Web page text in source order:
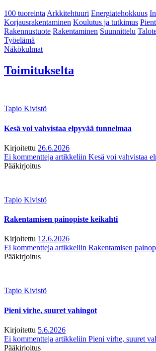
100 tuoreintaArkkitehtuuri Energiatehokkuus
Korjausrakentaminen Koulutus ja tutkimus
Rakennustuote Rakentaminen Suunnittelu
Työelämä
Näkökulmat
Toimitukselta
Tapio Kivistö
Kesä voi vahvistaa elpyvää tunnelmaa
Kirjoitettu 26.6.2026
Ei kommentteja artikkeliin Kesä voi vahvistaa
Pääkirjoitus
Tapio Kivistö
Rakentamisen painopiste keikahti
Kirjoitettu 12.6.2026
Ei kommentteja artikkeliin Rakentamisen
Pääkirjoitus
Tapio Kivistö
Pieni virhe, suuret vahingot
Kirjoitettu 5.6.2026
Ei kommentteja artikkeliin Pieni virhe, suuret
Pääkirjoitus